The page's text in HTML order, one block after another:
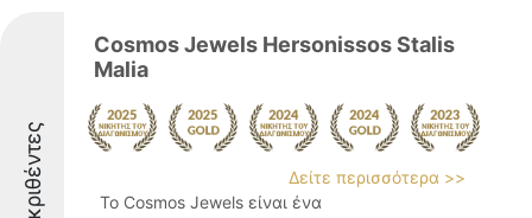
Διακριθέντες
Cosmos Jewels Hersonissos Stalis
Malia
Δείτε περισσότερα >>
Το Cosmos Jewels είναι ένα